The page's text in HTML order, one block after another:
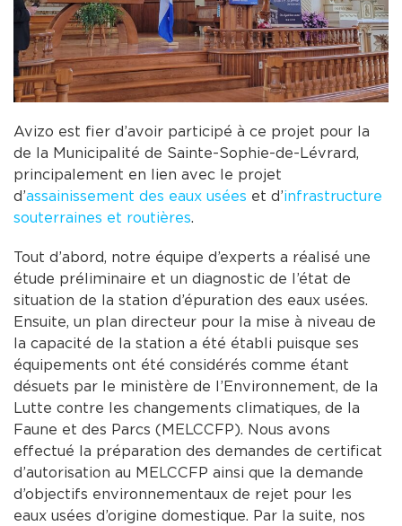
Avizo est fier d’avoir participé à ce projet pour la
de la Municipalité de Sainte-Sophie-de-Lévrard,
principalement en lien avec le projet
d’assainissement des eaux usées et d’infrastructure
souterraines et routières.
Tout d’abord, notre équipe d’experts a réalisé une
étude préliminaire et un diagnostic de l’état de
situation de la station d’épuration des eaux usées.
Ensuite, un plan directeur pour la mise à niveau de
la capacité de la station a été établi puisque ses
équipements ont été considérés comme étant
désuets par le ministère de l’Environnement, de la
Lutte contre les changements climatiques, de la
Faune et des Parcs (MELCCFP). Nous avons
effectué la préparation des demandes de certificat
d’autorisation au MELCCFP ainsi que la demande
d’objectifs environnementaux de rejet pour les
eaux usées d’origine domestique. Par la suite, nos